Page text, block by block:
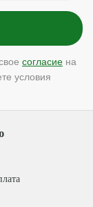
согласие на
условия